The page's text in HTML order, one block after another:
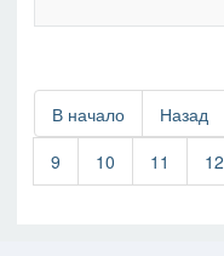
В начало Назад
9
10 11 12